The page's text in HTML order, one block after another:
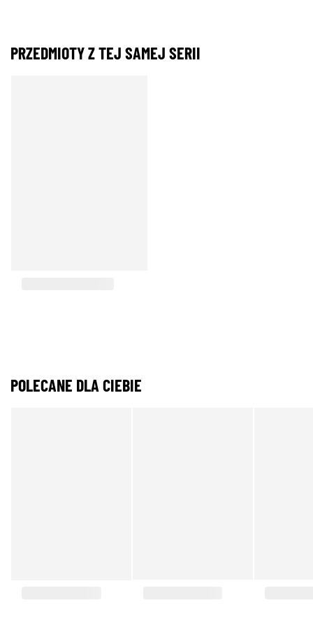
PRZEDMIOTY Z TEJ SAMEJ SERII
POLECANE DLA CIEBIE